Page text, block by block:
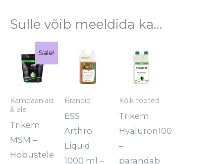
Sulle võib meeldida ka…
Sale!
Kampaaniad
& ale
Trikem
MSM –
Hobustele
Hinnavahemik:
kuni
€111.90
Sellel
tootel
mitu
varianti.
Valikuid
saab
teha
Brändid
ESS
Arthro
Liquid
1000 ml –
Kõik tooted
Trikem
Hyaluron100
–
parandab
Hinnavahemik:
kuni
€111.90
Sellel
tootel
mitu
varianti.
Valikuid